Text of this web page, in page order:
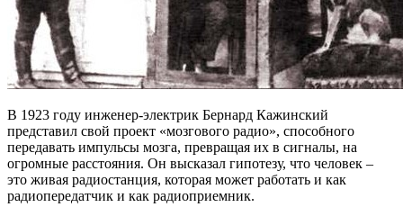
В 1923 году инженер-электрик Бернард Кажинский
представил свой проект «мозгового радио», способного
передавать импульсы мозга, превращая их в сигналы, на
огромные расстояния. Он высказал гипотезу, что человек –
это живая радиостанция, которая может работать и как
радиопередатчик и как радиоприемник.